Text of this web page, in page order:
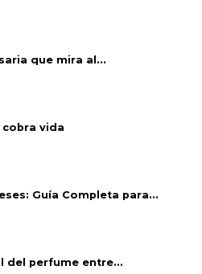
que mira al...
vida
Guía Completa para...
del perfume entre...